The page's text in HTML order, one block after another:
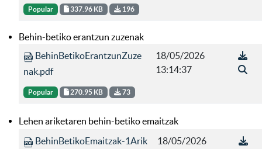
Popular 337.96 KB 196
Behin-betiko erantzun zuzenak
BehinBetikoErantzunZuze
nak.pdf
Popular 270.95 KB 73
18/05/2026
13:14:37
Lehen ariketaren behin-betiko emaitzak
BehinBetikoEmaitzak-1Arik
18/05/2026